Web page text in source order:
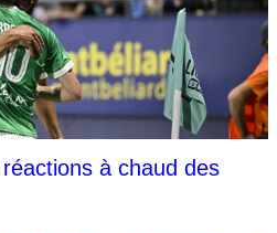
à chaud des